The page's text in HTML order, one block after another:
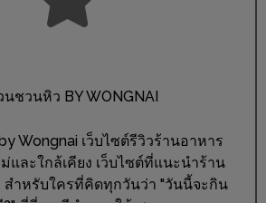
นชวนหิว BY WONGNAI
Wongnai เว็บไซต์รีวิวร้านอาหาร
และใกล้เคียง เว็บไซต์ที่แนะนำร้าน
สำหรับใครที่คิดทุกวันว่า "วันนี้จะกิน